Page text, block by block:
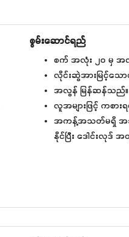
စွမ်းဆောင်ရည်
စက် အလုံး ၂၀ မှ အ
လိုင်းဆွဲအားမြင့်သေ
အလွန် မြန်ဆန်သည်။
လူအများဖြင့် ကစာ
အကန့်အသတ်မရှိ အသုံ
နိုင်ပြီး ဒေါင်းလုဒ်